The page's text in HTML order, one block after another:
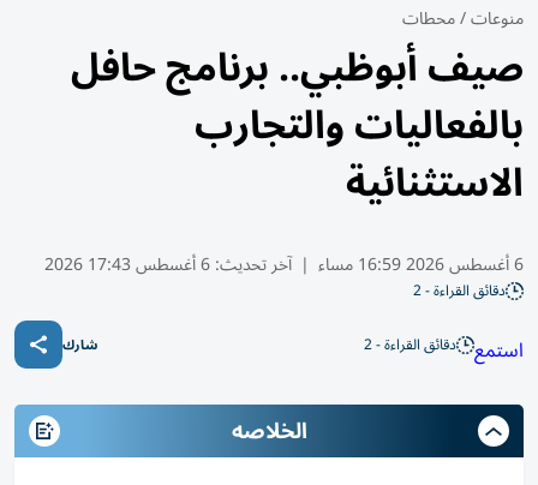
منوعات/محطات
صيف أبوظبي.. برنامج حافل
بالفعاليات والتجارب
الاستثنائية
6 أغسطس 2026 16:59 مساء | آخر تحديث:6 أغسطس 17:43 2026
دقائق القراءة - 2
استمع دقائق القراءة - 2 شارك
الخلاصه